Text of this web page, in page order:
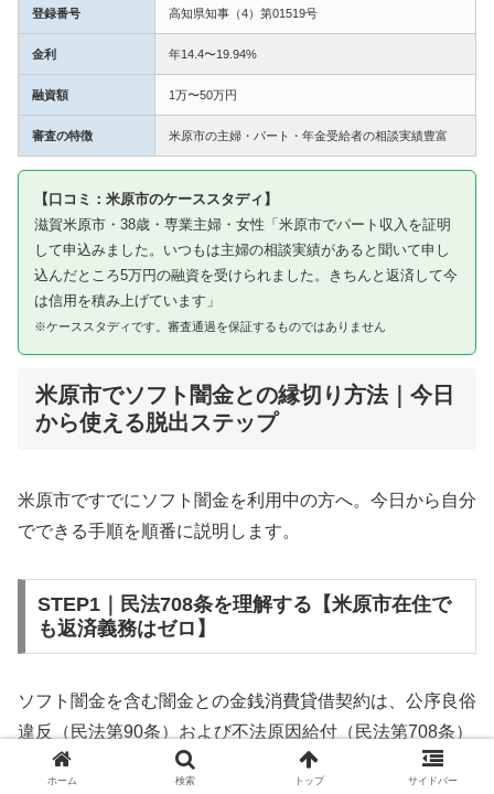
登録番号 高知県知事（4）第01519号
金利 年14.4〜19.94%
融資額 1万〜50万円
審査の特徴 米原市の主婦・パート・年金受給者の相談実績豊富
【口コミ：米原市のケーススタディ】
滋賀米原市・38歳・専業主婦・女性「米原市でパート収入を証明
して申込みました。いつもは主婦の相談実績があると聞いて申し
込んだところ5万円の融資を受けられました。きちんと返済して今
は信用を積み上げています」
※ケーススタディです。審査通過を保証するものではありません
米原市でソフト闇金との縁切り方法｜今日
から使える脱出ステップ
米原市ですでにソフト闇金を利用中の方へ。今日から自分
でできる手順を順番に説明します。
STEP1｜民法708条を理解する【米原市在住で
も返済義務はゼロ】
ソフト闇金を含む闇金との金銭消費貸借契約は、公序良俗
違反（民法第90条）および不法原因給付（民法第708条）
に該当するため、法的には無効です。米原市在住であって
ホーム 検索 トップ サイドバー